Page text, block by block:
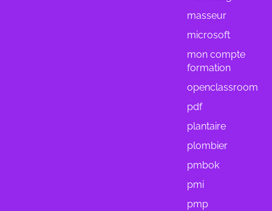
masseur
microsoft
mon compte
formation
openclassroom
pdf
plantaire
plombier
pmbok
pmi
pmp